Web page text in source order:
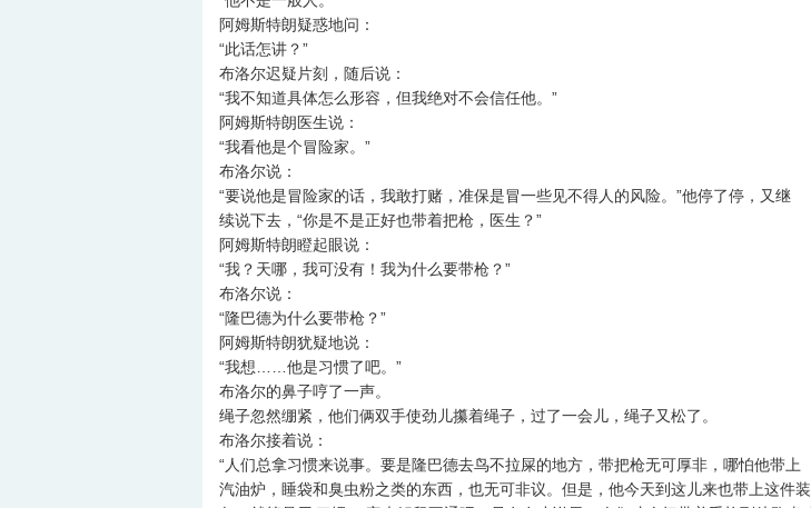
阿姆斯特朗疑惑地问：
“此话怎讲？”
布洛尔迟疑片刻，随后说：
“我不知道具体怎么形容，但我绝对不会信任他。”
阿姆斯特朗医生说：
“我看他是个冒险家。”
布洛尔说：
“要说他是冒险家的话，我敢打赌，准保是冒一些见不得人的风险。”他停了停，又继
续说下去，“你是不是正好也带着把枪，医生？”
阿姆斯特朗瞪起眼说：
“我？天哪，我可没有！我为什么要带枪？”
布洛尔说：
“隆巴德为什么要带枪？”
阿姆斯特朗犹疑地说：
“我想……他是习惯了吧。”
布洛尔的鼻子哼了一声。
绳子忽然绷紧，他们俩双手使劲儿攥着绳子，过了一会儿，绳子又松了。
布洛尔接着说：
“人们总拿习惯来说事。要是隆巴德去鸟不拉屎的地方，带把枪无可厚非，哪怕他带上
汽油炉，睡袋和臭虫粉之类的东西，也无可非议。但是，他今天到这儿来也带上这件装